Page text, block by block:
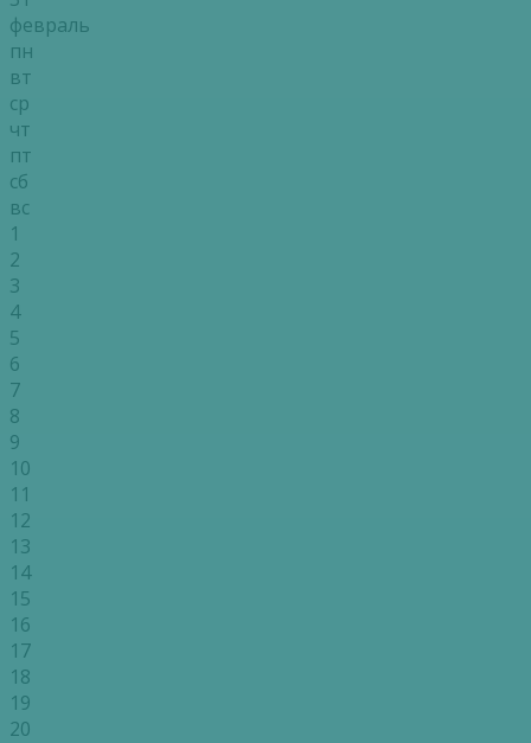
февраль
пн
вт
ср
чт
пт
сб
вс
1
2
3
4
5
6
7
8
9
10
11
12
13
14
15
16
17
18
19
20